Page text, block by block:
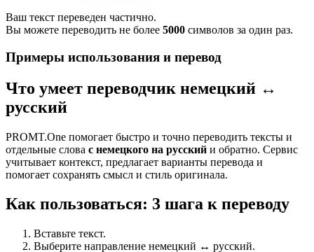
Ваш текст переведен частично.
Вы можете переводить не более 5000 символов за один раз.
Примеры использования и перевод
Что умеет переводчик немецкий ↔
русский
PROMT.One помогает быстро и точно переводить тексты и
отдельные слова с немецкого на русский и обратно. Сервис
учитывает контекст, предлагает варианты перевода и
помогает сохранять смысл и стиль оригинала.
Как пользоваться: 3 шага к переводу
Вставьте текст.
Выберите направление немецкий ↔ русский.